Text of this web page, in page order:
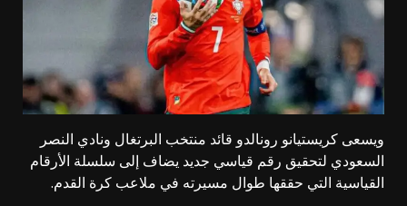
ويسعى كريستيانو رونالدو قائد منتخب البرتغال ونادي النصر
السعودي لتحقيق رقم قياسي جديد يضاف إلى سلسلة الأرقام
القياسية التي حققها طوال مسيرته في ملاعب كرة القدم.